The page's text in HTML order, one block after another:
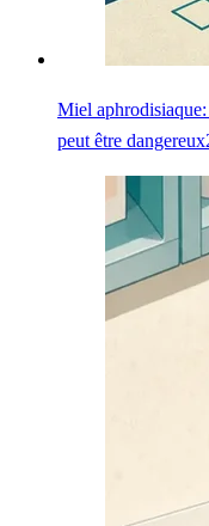
Miel
peut être dangereux